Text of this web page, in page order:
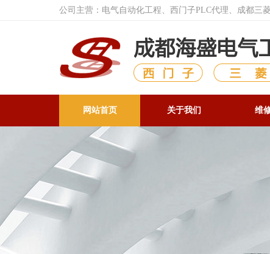
公司主营：电气自动化工程、西门子PLC代理、成都三
网站首页 关于我们 维